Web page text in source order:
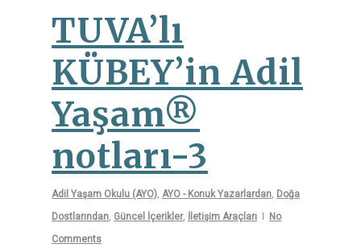
TUVA’lı
KÜBEY’in Adil
Yaşam®
notları-3
Adil Yaşam Okulu (AYO) AYO - Konuk Yazarlardan Doğa
Dostlarından Güncel İçerikler, İletişim Araçları
No
Comments